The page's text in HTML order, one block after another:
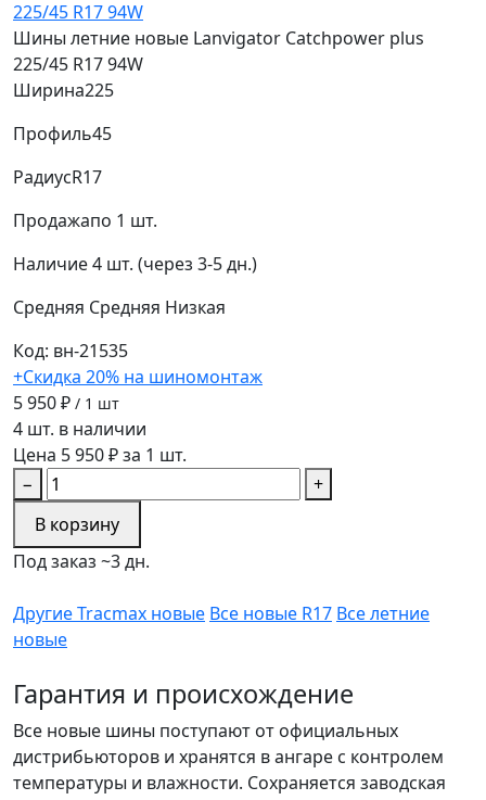
Шины летние новые Lanvigator Catchpower plus
225/45 R17 94W
Ширина225
Профиль45
РадиусR17
Продажапо 1 шт.
Наличие4 шт. (через 3-5 дн.)
Средняя Средняя Низкая
Код: вн-21535
+Скидка 20% на шиномонтаж
5 950 ₽ / 1 шт
4 шт. в наличии
Цена 5 950 ₽ за 1 шт.
−
+
В корзину
Под заказ ~3 дн.
Другие Tracmax новые Все новые R17 Все летние
новые
Гарантия и происхождение
Все новые шины поступают от официальных
дистрибьюторов и хранятся в ангаре с контролем
температуры и влажности. Сохраняется заводская